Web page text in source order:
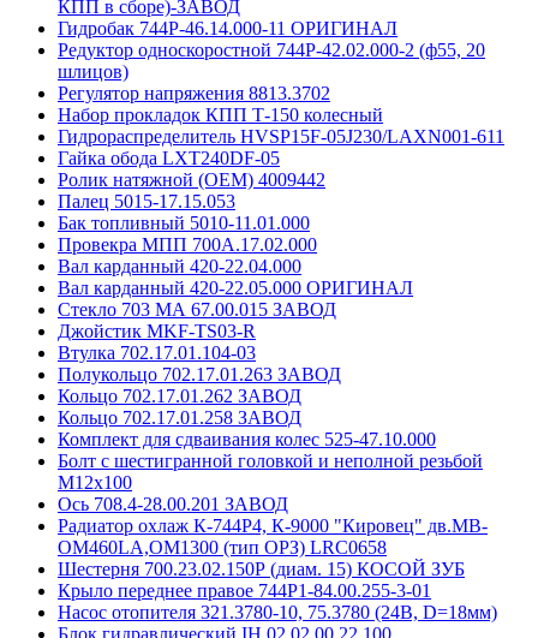
КПП в сборе)-ЗАВОД
Гидробак 744Р-46.14.000-11 ОРИГИНАЛ
Редуктор односкоростной 744Р-42.02.000-2 (ф55, 20
шлицов)
Регулятор напряжения 8813.3702
Набор прокладок КПП Т-150 колесный
Гидрораспределитель HVSP15F-05J230/LAXN001-611
Гайка обода LXT240DF-05
Ролик натяжной (OEM) 4009442
Палец 5015-17.15.053
Бак топливный 5010-11.01.000
Провекра МПП 700А.17.02.000
Вал карданный 420-22.04.000
Вал карданный 420-22.05.000 ОРИГИНАЛ
Стекло 703 МА 67.00.015 ЗАВОД
Джойстик MKF-TS03-R
Втулка 702.17.01.104-03
Полукольцо 702.17.01.263 ЗАВОД
Кольцо 702.17.01.262 ЗАВОД
Кольцо 702.17.01.258 ЗАВОД
Комплект для сдваивания колес 525-47.10.000
Болт с шестигранной головкой и неполной резьбой
М12х100
Ось 708.4-28.00.201 ЗАВОД
Радиатор охлаж К-744Р4, К-9000 "Кировец" дв.MB-
OM460LA,OM1300 (тип ОРЗ) LRC0658
Шестерня 700.23.02.150Р (диам. 15) КОСОЙ ЗУБ
Крыло переднее правое 744Р1-84.00.255-3-01
Насос отопителя 321.3780-10, 75.3780 (24В, D=18мм)
Блок гидравлический IH.02.02.00.22.100